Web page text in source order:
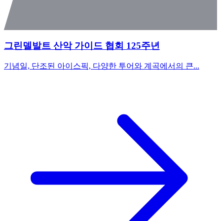
그린델발트 산악 가이드 협회 125주년
기념일, 단조된 아이스픽, 다양한 투어와 계곡에서의 큰...